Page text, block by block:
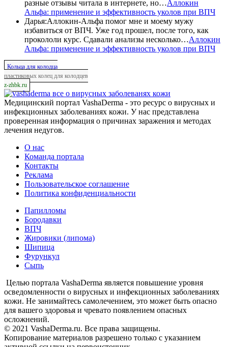
разные отзывы читала в интернете, но…Аллокин
Альфа: применение и эффективность уколов при ВПЧ
Дарья:Аллокин-Альфа помог мне и моему мужу
избавиться от ВПЧ. Уже год прошел, после того, как
прокололи курс. Сдавали анализы несколько…Аллокин
Альфа: применение и эффективность уколов при ВПЧ
Кольца для колодца
пластиковых колец для колодцев
z-zhbk.ru
все о вирусных заболеванях кожи
Медицинский портал VashaDerma - это ресурс о вирусных и
инфекционных заболеваниях кожи. У нас представлена
проверенная информация о причинах заражения и методах
лечения недугов.
О нас
Команда портала
Контакты
Реклама
Пользовательское соглашение
Политика конфиденциальности
Папилломы
Бородавки
ВПЧ
Жировики (липома)
Шипица
Фурункул
Сыпь
Целью портала VashaDerma является повышение уровня
осведомленности о вирусных и инфекционных заболеваниях
кожи. Не занимайтесь самолечением, это может быть опасно
для вашего здоровья и чревато появлением опасных
осложнений.
© 2021 VashaDerma.ru. Все права защищены.
Копирование материалов разрешено только с указанием